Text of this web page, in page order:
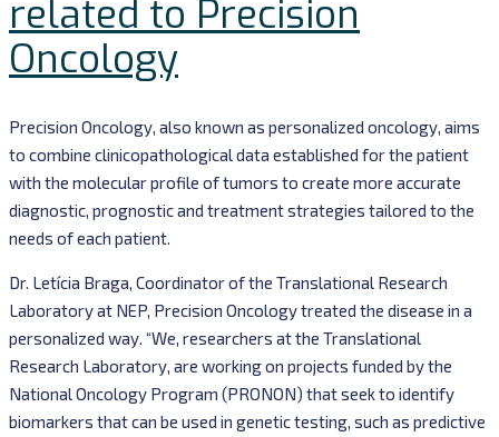
related to Precision
Oncology
Precision Oncology, also known as personalized oncology, aims
to combine clinicopathological data established for the patient
with the molecular profile of tumors to create more accurate
diagnostic, prognostic and treatment strategies tailored to the
needs of each patient.
Dr. Letícia Braga, Coordinator of the Translational Research
Laboratory at NEP, Precision Oncology treated the disease in a
personalized way. “We, researchers at the Translational
Research Laboratory, are working on projects funded by the
National Oncology Program (PRONON) that seek to identify
biomarkers that can be used in genetic testing, such as predictive